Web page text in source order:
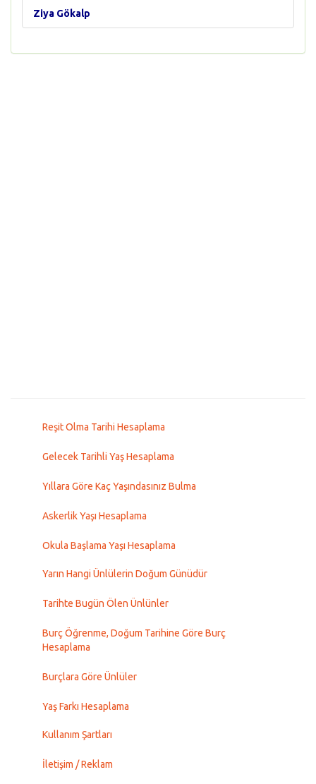
Ziya Gökalp
Reşit Olma Tarihi Hesaplama
Gelecek Tarihli Yaş Hesaplama
Yıllara Göre Kaç Yaşındasınız Bulma
Askerlik Yaşı Hesaplama
Okula Başlama Yaşı Hesaplama
Yarın Hangi Ünlülerin Doğum Günüdür
Tarihte Bugün Ölen Ünlünler
Burç Öğrenme, Doğum Tarihine Göre Burç
Hesaplama
Burçlara Göre Ünlüler
Yaş Farkı Hesaplama
Kullanım Şartları
İletişim / Reklam